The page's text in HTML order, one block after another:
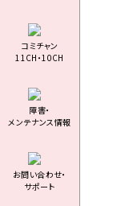
コミチャン
11CH・10CH
障害・
メンテナンス情報
お問い合わせ・
サポート